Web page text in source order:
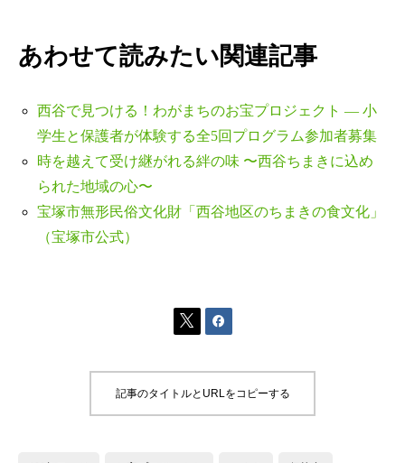
あわせて読みたい関連記事
西谷で見つける！わがまちのお宝プロジェクト — 小
学生と保護者が体験する全5回プログラム参加者募集
時を越えて受け継がれる絆の味 〜西谷ちまきに込め
られた地域の心〜
宝塚市無形民俗文化財「西谷地区のちまきの食文化」
（宝塚市公式）
 
記事のタイトルとURLをコピーする